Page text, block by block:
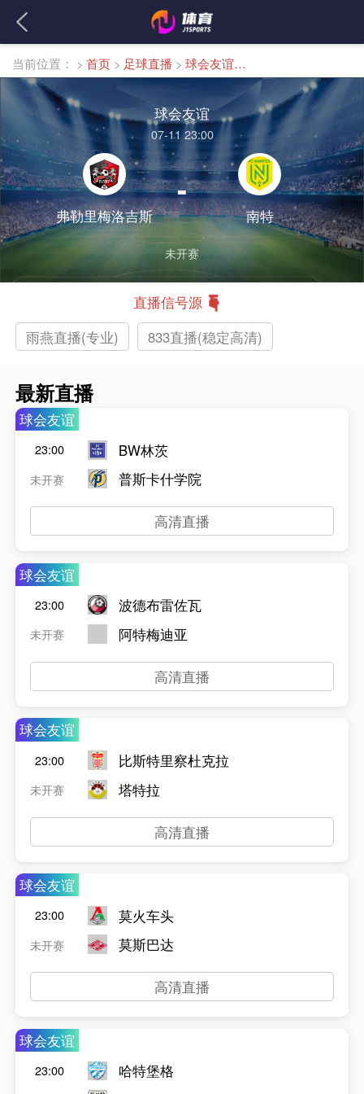
当前位置： > 首页 > 足球直播 > 球会友谊直播
球会友谊
07-11 23:00
弗勒里梅洛吉斯
-
南特
未开赛
直播信号源
雨燕直播(专业)
833直播(稳定高清)
最新直播
球会友谊
23:00
未开赛
BW林茨
普斯卡什学院
高清直播
球会友谊
23:00
未开赛
波德布雷佐瓦
阿特梅迪亚
高清直播
球会友谊
23:00
未开赛
比斯特里察杜克拉
塔特拉
高清直播
球会友谊
23:00
未开赛
莫火车头
莫斯巴达
高清直播
球会友谊
23:00
哈特堡格